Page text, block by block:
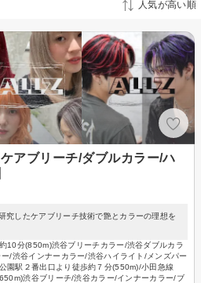
人気が高い順
アブリーチ/ダブルカラー/ハ
究したケアブリーチ技術で艶とカラーの理想を
10分(850m)渋谷ブリーチカラー/渋谷ダブルカラ
/渋谷インナーカラー/渋谷ハイライト/メンズパー
園駅２番出口より徒歩約７分(550m)/小田急線
渋谷ブリーチ/渋谷カラー/インナーカラー/ブ